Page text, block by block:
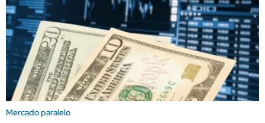
Mercado paralelo